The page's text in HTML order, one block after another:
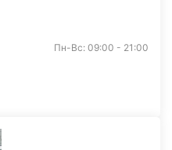
Пн-Вс: 09:00 - 21:00